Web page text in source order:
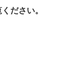
ださい。